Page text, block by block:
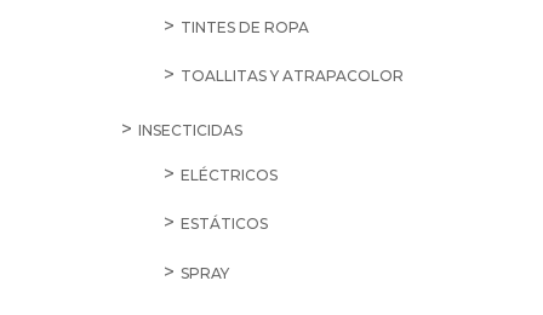
TINTES DE ROPA
TOALLITAS Y ATRAPACOLOR
INSECTICIDAS
ELÉCTRICOS
ESTÁTICOS
SPRAY